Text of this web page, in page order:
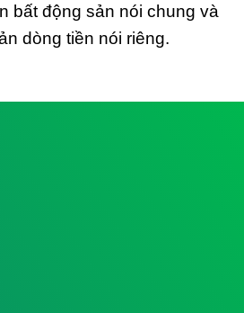
bất động sản nói chung và
dòng tiền nói riêng.